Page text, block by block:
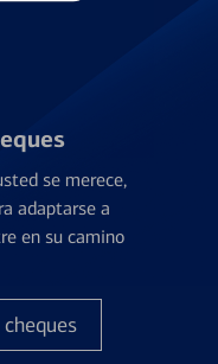
se merece,
adaptarse a
en su camino